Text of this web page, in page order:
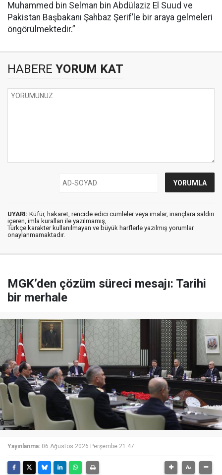
Muhammed bin Selman bin Abdülaziz El Suud ve
Pakistan Başbakanı Şahbaz Şerif’le bir araya gelmeleri
öngörülmektedir.”
HABERE YORUM KAT
UYARI: Küfür, hakaret, rencide edici cümleler veya imalar, inançlara saldırı
içeren, imla kuralları ile yazılmamış,
Türkçe karakter kullanılmayan ve büyük harflerle yazılmış yorumlar
onaylanmamaktadır.
MGK’den çözüm süreci mesajı: Tarihi
bir merhale
Yayınlanma: 06 Ağustos 2026 Perşembe 21:47